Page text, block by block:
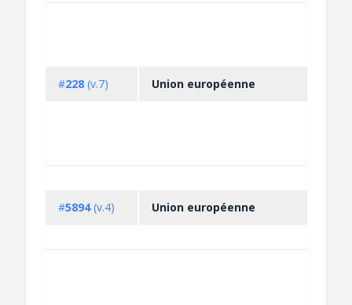
#228 (v.7) Union européenne
#5894(v.4) Union européenne